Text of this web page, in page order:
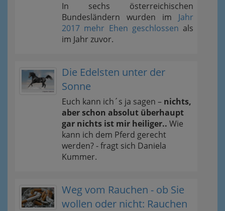
In sechs österreichischen
Bundesländern wurden im Jahr
2017 mehr Ehen geschlossen als
im Jahr zuvor.
Die Edelsten unter der
Sonne
Euch kann ich´s ja sagen – nichts,
aber schon absolut überhaupt
gar nichts ist mir heiliger.. Wie
kann ich dem Pferd gerecht
werden? - fragt sich Daniela
Kummer.
Weg vom Rauchen - ob Sie
wollen oder nicht: Rauchen